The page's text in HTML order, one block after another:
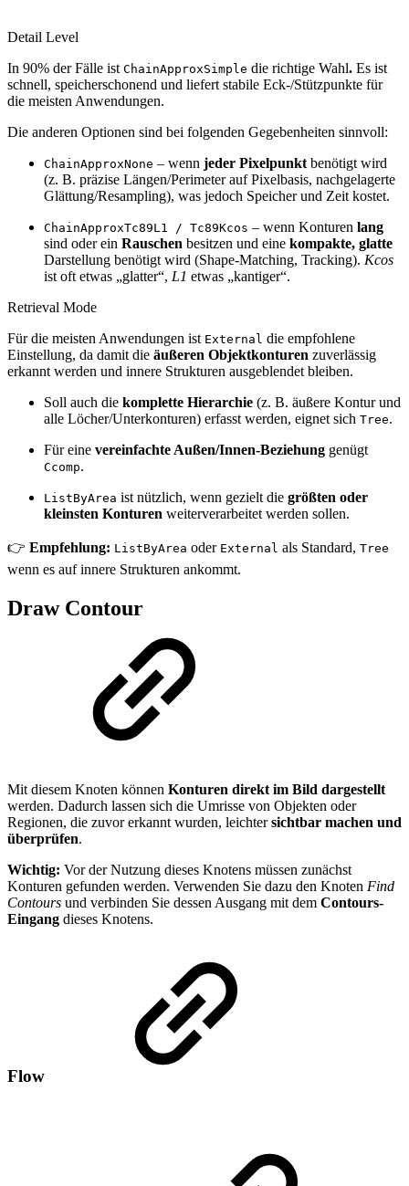
Detail Level
In 90% der Fälle ist ChainApproxSimple die richtige Wahl. Es ist
schnell, speicherschonend und liefert stabile Eck-/Stützpunkte für
die meisten Anwendungen.
Die anderen Optionen sind bei folgenden Gegebenheiten sinnvoll:
ChainApproxNone – wenn jeder Pixelpunktbenötigt wird
(z. B. präzise Längen/Perimeter auf Pixelbasis, nachgelagerte
Glättung/Resampling), was jedoch Speicher und Zeit kostet.
ChainApproxTc89L1 / Tc89Kcos – wenn Konturen lang
sind oder ein Rauschen besitzen und eine kompakte, glatte
Darstellung benötigt wird (Shape-Matching, Tracking). Kcos
ist oft etwas „glatter“, L1 etwas „kantiger“.
Retrieval Mode
Für die meisten Anwendungen ist External die empfohlene
Einstellung, da damit die äußeren Objektkonturen zuverlässig
erkannt werden und innere Strukturen ausgeblendet bleiben.
Soll auch die komplette Hierarchie (z. B. äußere Kontur und
alle Löcher/Unterkonturen) erfasst werden, eignet sich Tree.
Für eine vereinfachte Außen/Innen-Beziehung genügt
Ccomp.
ListByArea ist nützlich, wenn gezielt die größten oder
kleinsten Konturen weiterverarbeitet werden sollen.
👉 Empfehlung: ListByArea oder External als Standard, Tree
wenn es auf innere Strukturen ankommt.
Draw Contour
Mit diesem Knoten können Konturen direkt im Bild dargestellt
werden. Dadurch lassen sich die Umrisse von Objekten oder
Regionen, die zuvor erkannt wurden, leichtersichtbar machen und
überprüfen.
Wichtig: Vor der Nutzung dieses Knotens müssen zunächst
Konturen gefunden werden. Verwenden Sie dazu den Knoten Find
Contours und verbinden Sie dessen Ausgang mit dem Contours-
Eingang dieses Knotens.
Flow